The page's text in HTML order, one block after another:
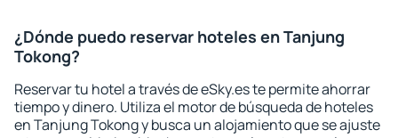
¿Dónde puedo reservar hoteles en Tanjung
Tokong?
Reservar tu hotel a través de eSky.es te permite ahorrar
tiempo y dinero. Utiliza el motor de búsqueda de hoteles
en Tanjung Tokong y busca un alojamiento que se ajuste